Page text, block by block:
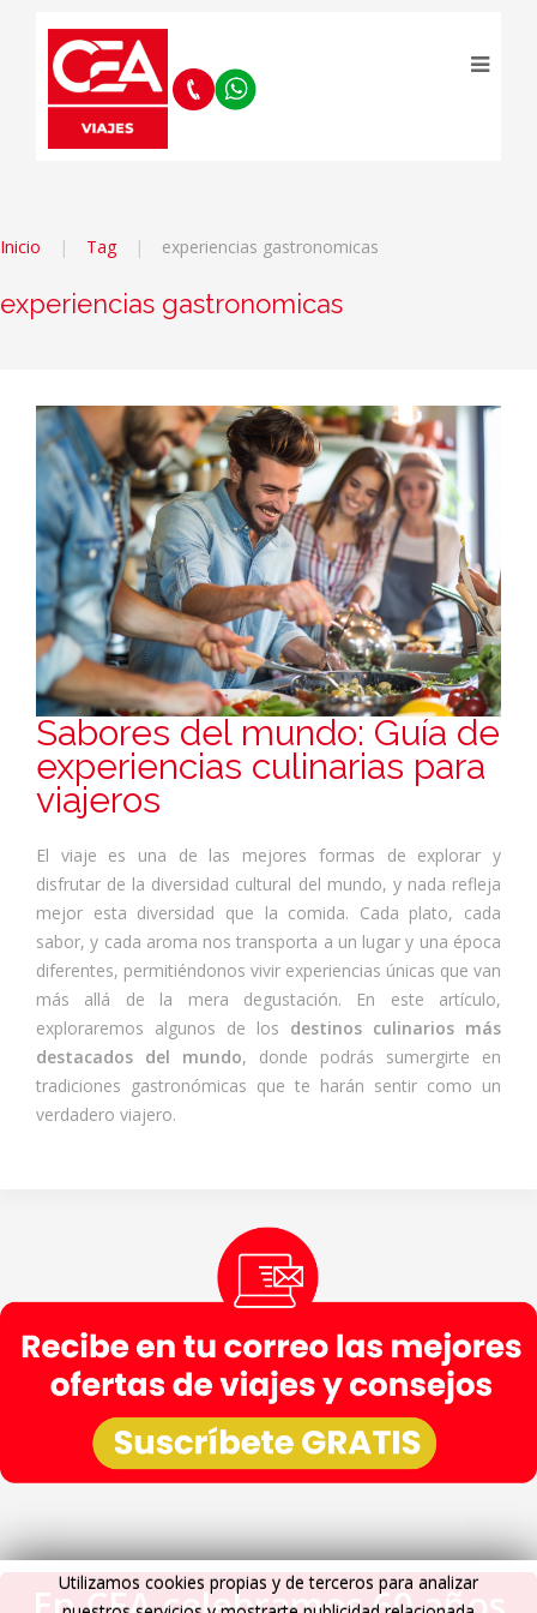
Inicio Tag experiencias gastronomicas
experiencias gastronomicas
Sabores del mundo: Guía de
experiencias culinarias para
viajeros
El viaje es una de las mejores formas de explorar y
disfrutar de la diversidad cultural del mundo, y nada refleja
mejor esta diversidad que la comida. Cada plato, cada
sabor, y cada aroma nos transporta a un lugar y una época
diferentes, permitiéndonos vivir experiencias únicas que van
más allá de la mera degustación. En este artículo,
exploraremos algunos de los destinos culinarios más
destacados del mundo, donde podrás sumergirte en
tradiciones gastronómicas que te harán sentir como un
verdadero viajero.
Utilizamos cookies propias y de terceros para analizar